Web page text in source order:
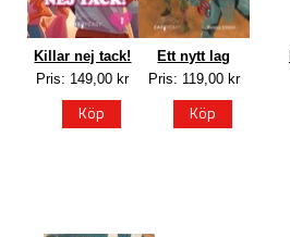
Killar nej tack!
Pris: 149,00 kr
Köp
Ett nytt lag
Pris: 119,00 kr
Köp